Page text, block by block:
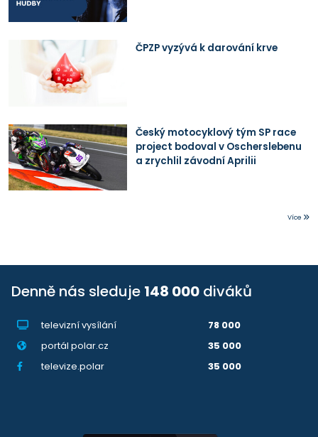
ČPZP vyzývá k darování krve
Český motocyklový tým SP race
project bodoval v Oscherslebenu
a zrychlil závodní Aprilii
Více
Denně nás sleduje 148 000 diváků
televizní vysílání
78 000
portál polar.cz
35 000
televize.polar
35 000